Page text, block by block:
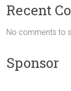
Recent
No comments to
Sponsor